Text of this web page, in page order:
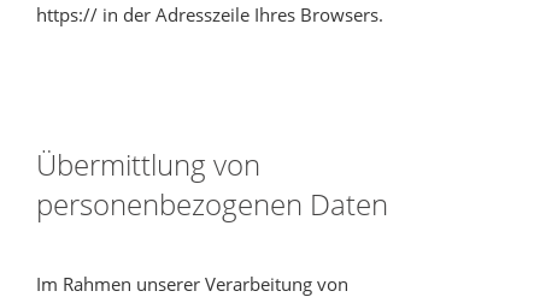
https:// in der Adresszeile Ihres Browsers.
Übermittlung von
personenbezogenen Daten
Im Rahmen unserer Verarbeitung von